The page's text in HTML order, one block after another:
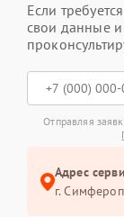
Если
свои данные
Отправляя
Адрес
г.